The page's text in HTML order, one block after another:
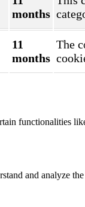
months
11
months
The
functionalities
and analyze